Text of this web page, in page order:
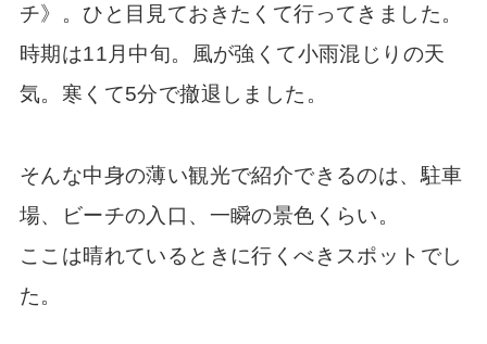
チ》。ひと目見ておきたくて行ってきました。
時期は11月中旬。風が強くて小雨混じりの天
気。寒くて5分で撤退しました。
そんな中身の薄い観光で紹介できるのは、駐車
場、ビーチの入口、一瞬の景色くらい。
ここは晴れているときに行くべきスポットでし
た。